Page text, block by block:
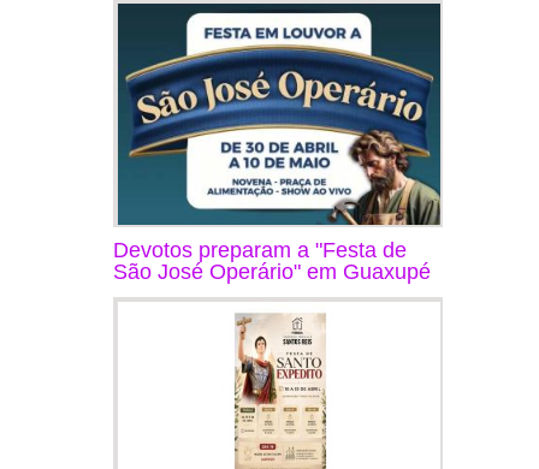
Devotos preparam a "Festa de
São José Operário" em Guaxupé